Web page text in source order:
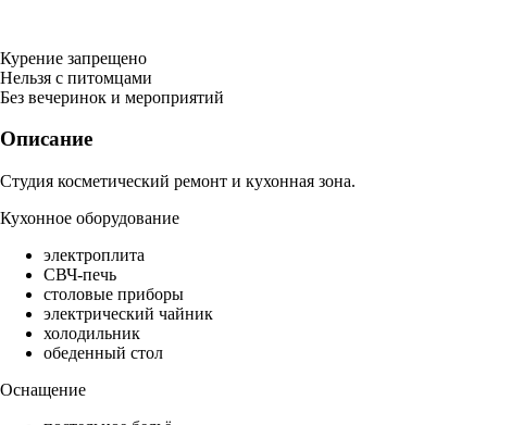
Курение запрещено
Нельзя с питомцами
Без вечеринок и мероприятий
Описание
Студия косметический ремонт и кухонная зона.
Кухонное оборудование
электроплита
СВЧ-печь
столовые приборы
электрический чайник
холодильник
обеденный стол
Оснащение